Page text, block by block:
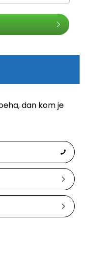
dan kom je